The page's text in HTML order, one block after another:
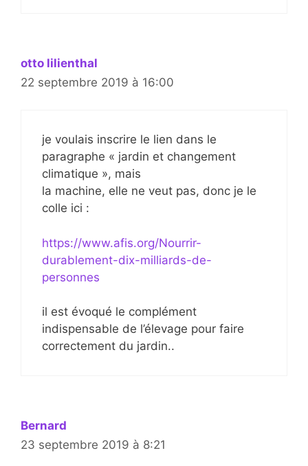
otto lilienthal
22 septembre 2019 à 16:00
je voulais inscrire le lien dans le
paragraphe « jardin et changement
climatique », mais
la machine, elle ne veut pas, donc je le
colle ici :
https://www.afis.org/Nourrir-
durablement-dix-milliards-de-
personnes
il est évoqué le complément
indispensable de l’élevage pour faire
correctement du jardin..
Bernard
23 septembre 2019 à 8:21